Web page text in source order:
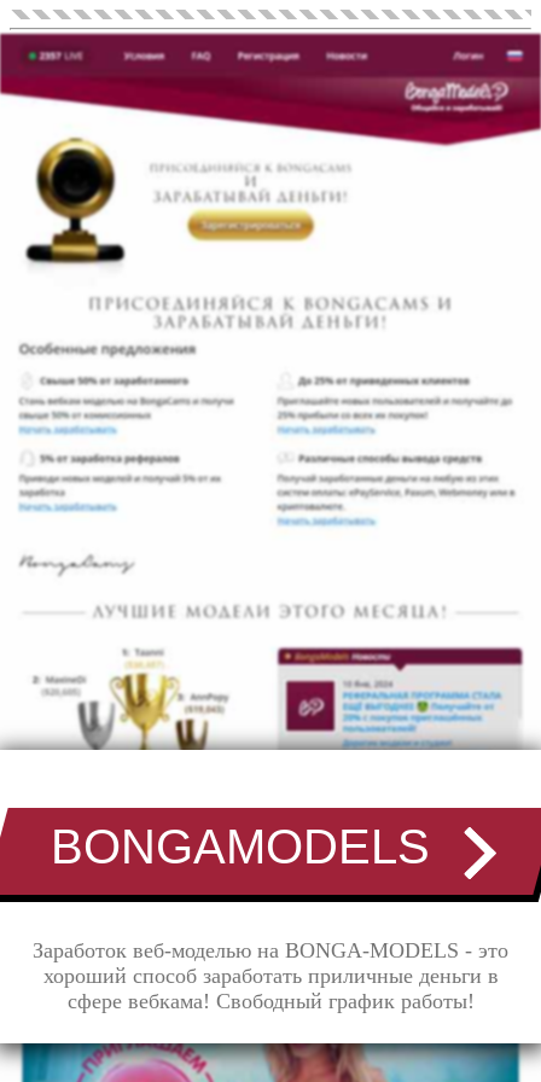
BONGAMODELS
Заработок веб-моделью на BONGA-MODELS - это
хороший способ заработать приличные деньги в
сфере вебкама! Свободный график работы!